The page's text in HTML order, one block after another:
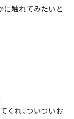
に触れてみたいと
くれ、ついついお